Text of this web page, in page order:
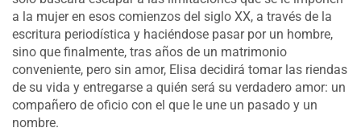
a la mujer en esos comienzos del siglo XX, a través de la
escritura periodística y haciéndose pasar por un hombre,
sino que finalmente, tras años de un matrimonio
conveniente, pero sin amor, Elisa decidirá tomar las riendas
de su vida y entregarse a quién será su verdadero amor: un
compañero de oficio con el que le une un pasado y un
nombre.